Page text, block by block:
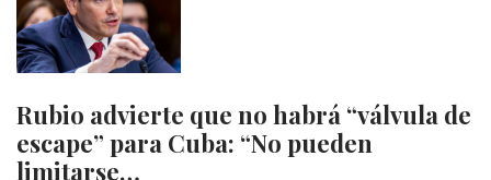
Rubio advierte que no habrá “válvula de
escape” para Cuba: “No pueden
limitarse…